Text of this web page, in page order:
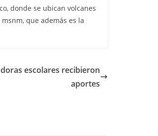
donde se ubican volcanes
que además es la
escolares recibieron
aportes